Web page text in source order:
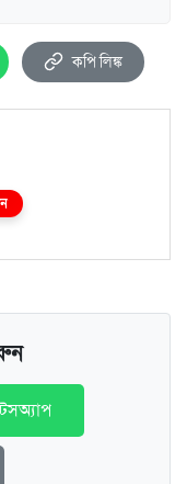
কপি লিঙ্ক